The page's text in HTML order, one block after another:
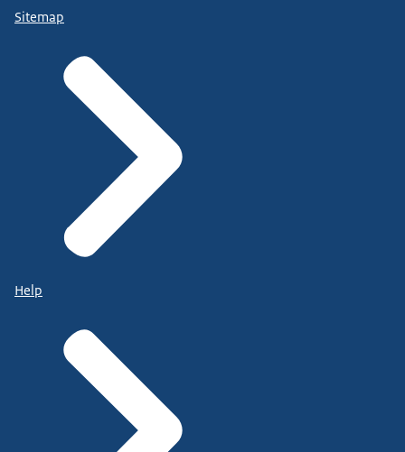
Sitemap
Help